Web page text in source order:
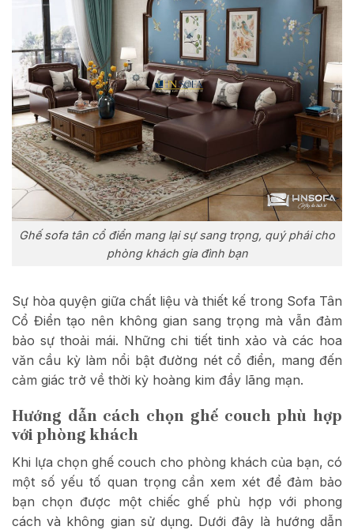
Ghế sofa tân cổ điển mang lại sự sang trọng, quý phái cho
phòng khách gia đình bạn
Sự hòa quyện giữa chất liệu và thiết kế trong Sofa Tân
Cổ Điển tạo nên không gian sang trọng mà vẫn đảm
bảo sự thoải mái. Những chi tiết tinh xảo và các hoa
văn cầu kỳ làm nổi bật đường nét cổ điển, mang đến
cảm giác trở về thời kỳ hoàng kim đầy lãng mạn.
Hướng dẫn cách chọn ghế couch phù hợp
với phòng khách
Khi lựa chọn ghế couch cho phòng khách của bạn, có
một số yếu tố quan trọng cần xem xét để đảm bảo
bạn chọn được một chiếc ghế phù hợp với phong
cách và không gian sử dụng. Dưới đây là hướng dẫn